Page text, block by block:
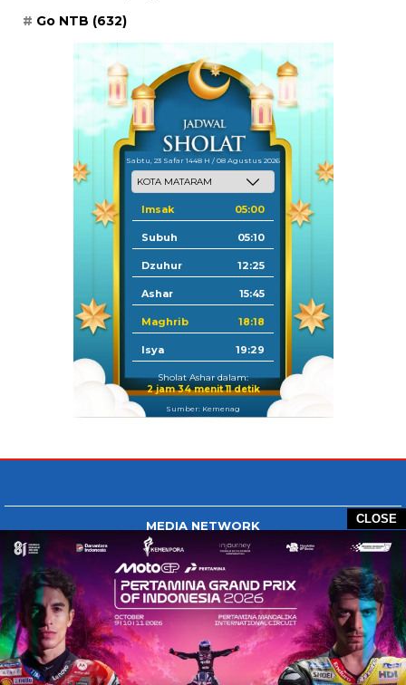
CLOSE
Go NTB (632)
Sabtu, 23 Safar 1448 H / 08 Agustus 2026
Imsak 05:00
Subuh 05:10
Dzuhur 12:25
Ashar 15:45
Maghrib 18:18
Isya 19:29
Sholat Ashar dalam:
2 jam 34 menit 10 detik
Sumber: Kemenag
MEDIA NETWORK
Tangan Berbagi
BERBAGI News
Whatsapp.com
Tiktok.com
Twitter.com Youtube.com
HOME REDAKSI
PEDOMAN MEDIA SIBER
DISCLAIMER
INFO IKLAN
COPYRIGHT © 2026 GONTB - ALL RIGHTS RESERVED